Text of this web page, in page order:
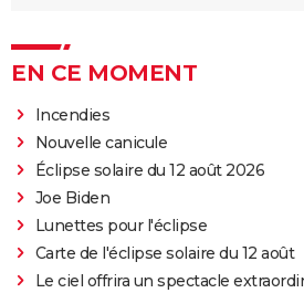
EN CE MOMENT
Incendies
Nouvelle canicule
Éclipse solaire du 12 août 2026
Joe Biden
Lunettes pour l'éclipse
Carte de l'éclipse solaire du 12 août
Le ciel offrira un spectacle